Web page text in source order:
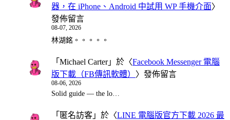
器，在 iPhone、Android 中試用 WP 手機介面〉
發佈留言
08-07, 2026
林湖銘。。。。。
「 Michael Carter」於〈Facebook Messenger 電腦
版下載（FB傳訊軟體） 〉發佈留言
08-06, 2026
Solid guide — the lo…
「 匿名訪客 」於〈LINE 電腦版官方下載 2026 最